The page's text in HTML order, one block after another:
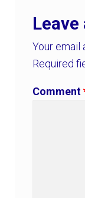
Leave
Your email
Required
Comment